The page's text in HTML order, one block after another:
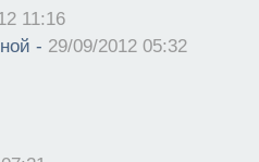
11:16
- 29/09/2012 05:32